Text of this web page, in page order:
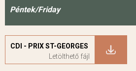
Péntek/Friday
CDI - PRIX ST-GEORGES